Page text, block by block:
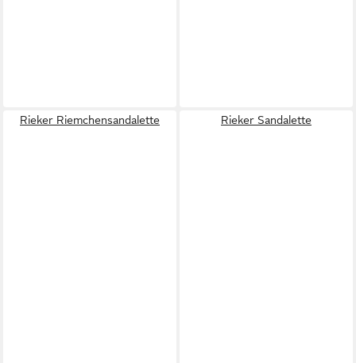
Rieker Riemchensandalette Rieker Sandalette